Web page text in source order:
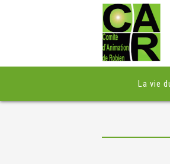
La vie